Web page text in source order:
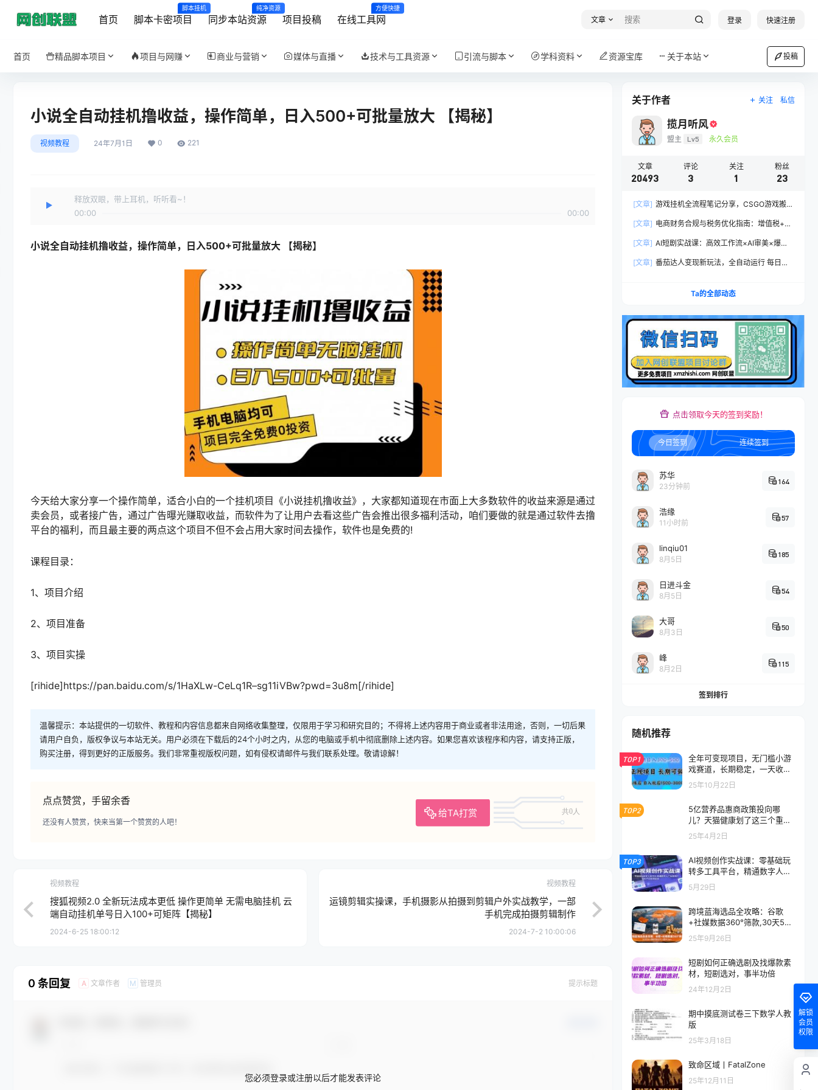
首页 脚本卡密项目
脚本挂机
同步本站资源
纯净资源
项目投稿 在线工具网
方便快捷
文章 登录 快速注册
首页 精品脚本项目 项目与网赚 商业与营销 媒体与直播 技术与工具资源 引流与脚本 学科资料 资源宝库 关于本站 投稿
小说全自动挂机撸收益，操作简单，日入500+可批量放大 【揭秘】
视频教程 24年7月1日 0 221
释放双眼，带上耳机，听听看~！
00:00
00:00
小说全自动挂机撸收益，操作简单，日入500+可批量放大 【揭秘】
今天给大家分享一个操作简单，适合小白的一个挂机项目《小说挂机撸收益》，大家都知道现在市面上大多数软件的收益来源是通过
卖会员，或者接广告，通过广告曝光赚取收益，而软件为了让用户去看这些广告会推出很多福利活动，咱们要做的就是通过软件去撸
平台的福利，而且最主要的两点这个项目不但不会占用大家时间去操作，软件也是免费的!
课程目录：
1、项目介绍
2、项目准备
3、项目实操
[rihide]https://pan.baidu.com/s/1HaXLw-CeLq1R–sg11iVBw?pwd=3u8m[/rihide]
温馨提示：本站提供的一切软件、教程和内容信息都来自网络收集整理，仅限用于学习和研究目的；不得将上述内容用于商业或者非法用途，否则，一切后果
请用户自负，版权争议与本站无关。用户必须在下载后的24个小时之内，从您的电脑或手机中彻底删除上述内容。如果您喜欢该程序和内容，请支持正版，
购买注册，得到更好的正版服务。我们非常重视版权问题，如有侵权请邮件与我们联系处理。敬请谅解！
点点赞赏，手留余香
给TA打赏 共0人
还没有人赞赏，快来当第一个赞赏的人吧！
视频教程
搜狐视频2.0 全新玩法成本更低 操作更简单 无需电脑挂机 云
端自动挂机单号日入100+可矩阵【揭秘】
2024-6-25 18:00:12
视频教程
运镜剪辑实操课，手机摄影从拍摄到剪辑户外实战教学，一部
手机完成拍摄剪辑制作
2024-7-2 10:00:06
0 条回复 A 文章作者 M 管理员 提示标题
您必须登录或注册以后才能发表评论
关于作者 关注 私信
揽月听风
盟主 Lv5 永久会员
文章
20493
评论
3
关注
1
粉丝
23
[文章] 游戏挂机全流程笔记分享，CSGO游戏搬
[文章] 电商财务合规与税务优化指南：增值税+企
[文章] AI短剧实战课：高效工作流×AI审美×爆款
从脚本到成片交付全流程
[文章] 番茄达人变现新玩法，全自动运行 每日
Ta的全部动态
点击领取今天的签到奖励！
今日签到 连续签到
苏华
23分钟前
164
浩缘
11小时前
57
linqiu01
8月5日
185
日进斗金
8月5日
54
大哥
8月3日
50
峰
8月2日
115
签到排行
随机推荐
TOP1
全年可变现项目，无门槛小游
戏赛道，长期稳定，一天收益1
k+，在家就可以自己创业【揭
秘】
25年10月22日
TOP2
5亿营养品惠商政策投向哪
儿？天猫健康划了这三个重点
赛道
25年4月2日
TOP3
AI视频创作实战课：零基础玩
转多工具平台，精通数字人广
告、剧情片，轻松开启接单副
业
5月29日
跨境蓝海选品全攻略：谷歌
+社媒数据360°筛款,30天50
+爆款单店月入额外5w+
25年9月26日
短剧如何正确选剧及找爆款素
材，短剧选对，事半功倍
24年12月2日
期中摸底测试卷三下数学人教
版
25年3月18日
致命区域丨FatalZone
25年12月11日
解锁
会员
权限